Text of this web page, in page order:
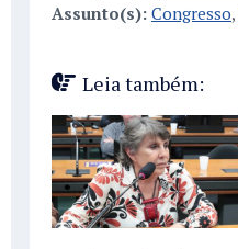
Assunto(s): Congresso,
Leia também: